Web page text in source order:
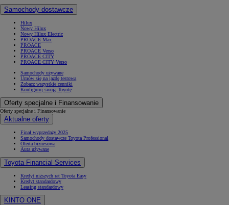
Samochody dostawcze
Hilux
Nowy Hilux
Nowy Hilux Electric
PROACE Max
PROACE
PROACE Verso
PROACE CITY
PROACE CITY Verso
Samochody używane
Umów się na jazdę testową
Zobacz wszystkie cenniki
Konfiguruj swoją Toyotę
Oferty specjalne i Finansowanie
Oferty specjalne i Finansowanie
Aktualne oferty
Finał wyprzedaży 2025
Samochody dostawcze Toyota Professional
Oferta biznesowa
Auta używane
Toyota Financial Services
Kredyt niższych rat Toyota Easy
Kredyt standardowy
Leasing standardowy
KINTO ONE